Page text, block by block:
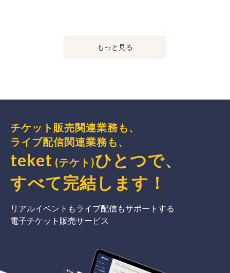
もっと見る
チケット販売関連業務も、
ライブ配信関連業務も、
teket (テケト)ひとつで、
すべて完結 します ！
リアルイベントもライブ配信もサポートする
電子チケット販売サービス